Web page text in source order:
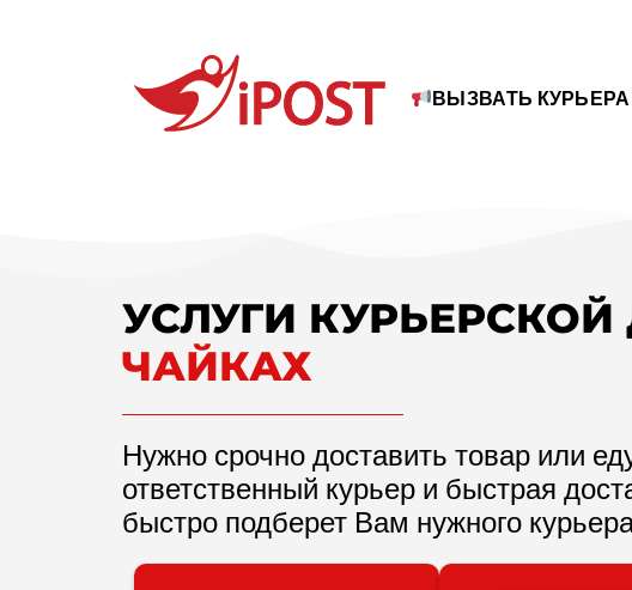
ВЫЗВАТЬ КУРЬЕРА
УСЛУГИ
ЧАЙКАХ
Нужно срочно доставить товар или
ответственный курьер и быстрая
быстро подберет Вам нужного